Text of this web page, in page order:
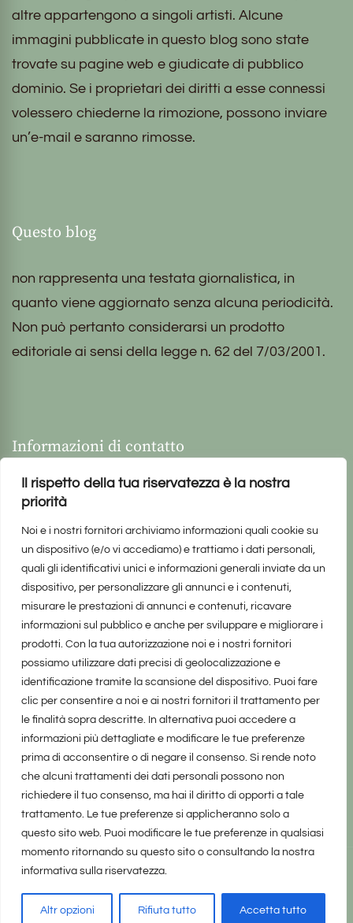
Il rispetto della tua riservatezza è la nostra
priorità
Noi e i nostri fornitori archiviamo informazioni quali cookie su
un dispositivo (e/o vi accediamo) e trattiamo i dati personali,
quali gli identificativi unici e informazioni generali inviate da un
dispositivo, per personalizzare gli annunci e i contenuti,
misurare le prestazioni di annunci e contenuti, ricavare
informazioni sul pubblico e anche per sviluppare e migliorare i
prodotti. Con la tua autorizzazione noi e i nostri fornitori
possiamo utilizzare dati precisi di geolocalizzazione e
identificazione tramite la scansione del dispositivo. Puoi fare
clic per consentire a noi e ai nostri fornitori il trattamento per
le finalità sopra descritte. In alternativa puoi accedere a
informazioni più dettagliate e modificare le tue preferenze
prima di acconsentire o di negare il consenso. Si rende noto
che alcuni trattamenti dei dati personali possono non
richiedere il tuo consenso, ma hai il diritto di opporti a tale
trattamento. Le tue preferenze si applicheranno solo a
questo sito web. Puoi modificare le tue preferenze in qualsiasi
momento ritornando su questo sito o consultando la nostra
informativa sulla riservatezza.
Altr opzioni Rifiuta tutto Accetta tutto
altre appartengono a singoli artisti. Alcune
immagini pubblicate in questo blog sono state
trovate su pagine web e giudicate di pubblico
dominio. Se i proprietari dei diritti a esse connessi
volessero chiederne la rimozione, possono inviare
un’e-mail e saranno rimosse.
Questo blog
non rappresenta una testata giornalistica, in
quanto viene aggiornato senza alcuna periodicità.
Non può pertanto considerarsi un prodotto
editoriale ai sensi della legge n. 62 del 7/03/2001.
Informazioni di contatto
realizzato da Marina Galatioto©2025 tutti i diritti riservati -
Privacy Policy
Privacy Policy